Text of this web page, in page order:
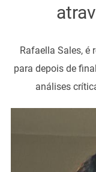
Rafaella Sales, é
para depois de
análises